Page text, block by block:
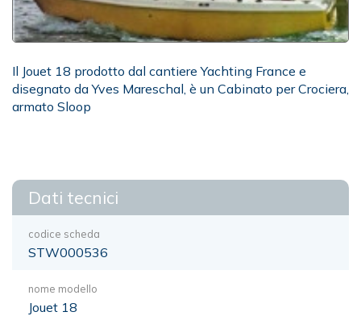
Il Jouet 18 prodotto dal cantiere Yachting France e
disegnato da Yves Mareschal, è un Cabinato per Crociera,
armato Sloop
Dati tecnici
codice scheda
STW000536
nome modello
Jouet 18